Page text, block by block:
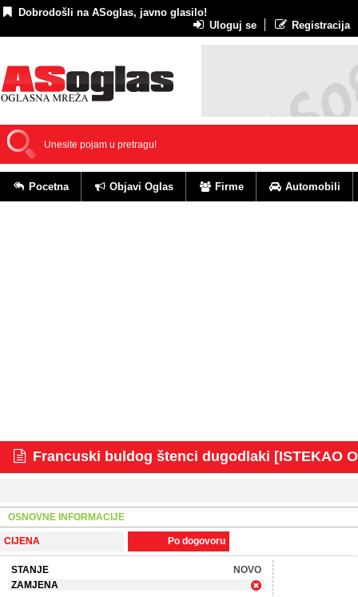
Dobrodošli na ASoglas, javno glasilo!
Uloguj se
Registracija
Pocetna Objavi Oglas Firme Automobili
Francuski buldog štenci dugodlaki [ISTEKAO
OSNOVNE INFORMACIJE
CIJENA Po dogovoru
STANJE
NOVO
ZAMJENA